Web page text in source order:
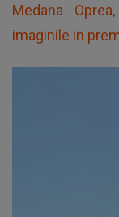
Medana
imaginile in